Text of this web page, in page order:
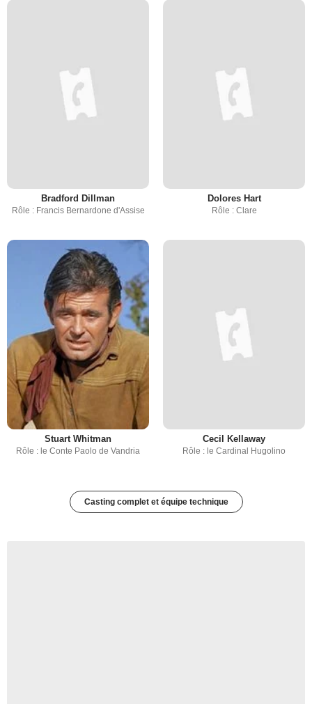
Bradford Dillman
Rôle : Francis Bernardone d'Assise
Dolores Hart
Rôle : Clare
Stuart Whitman
Rôle : le Conte Paolo de Vandria
Cecil Kellaway
Rôle : le Cardinal Hugolino
Casting complet et équipe technique